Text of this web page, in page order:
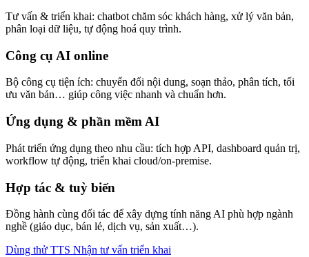
Tư vấn & triển khai: chatbot chăm sóc khách hàng, xử lý văn bản,
phân loại dữ liệu, tự động hoá quy trình.
Công cụ AI online
Bộ công cụ tiện ích: chuyển đổi nội dung, soạn thảo, phân tích, tối
ưu văn bản… giúp công việc nhanh và chuẩn hơn.
Ứng dụng & phần mềm AI
Phát triển ứng dụng theo nhu cầu: tích hợp API, dashboard quản trị,
workflow tự động, triển khai cloud/on-premise.
Hợp tác & tuỳ biến
Đồng hành cùng đối tác để xây dựng tính năng AI phù hợp ngành
nghề (giáo dục, bán lẻ, dịch vụ, sản xuất…).
Dùng thử TTS Nhận tư vấn triển khai